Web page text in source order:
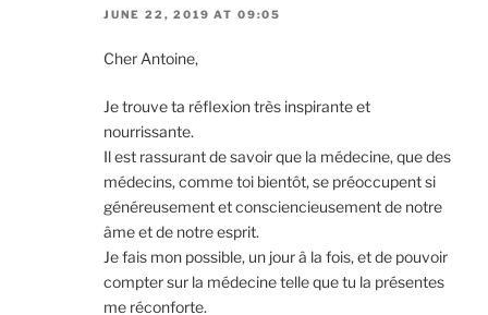
JUNE 22, 2019 AT 09:05
Cher Antoine,
Je trouve ta réflexion très inspirante et
nourrissante.
Il est rassurant de savoir que la médecine, que des
médecins, comme toi bientôt, se préoccupent si
généreusement et consciencieusement de notre
âme et de notre esprit.
Je fais mon possible, un jour â la fois, et de pouvoir
compter sur la médecine telle que tu la présentes
me réconforte.